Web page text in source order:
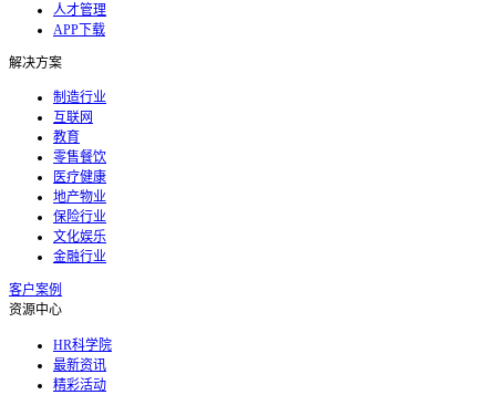
人才管理
APP下载
解决方案
制造行业
互联网
教育
零售餐饮
医疗健康
地产物业
保险行业
文化娱乐
金融行业
客户案例
资源中心
HR科学院
最新资讯
精彩活动